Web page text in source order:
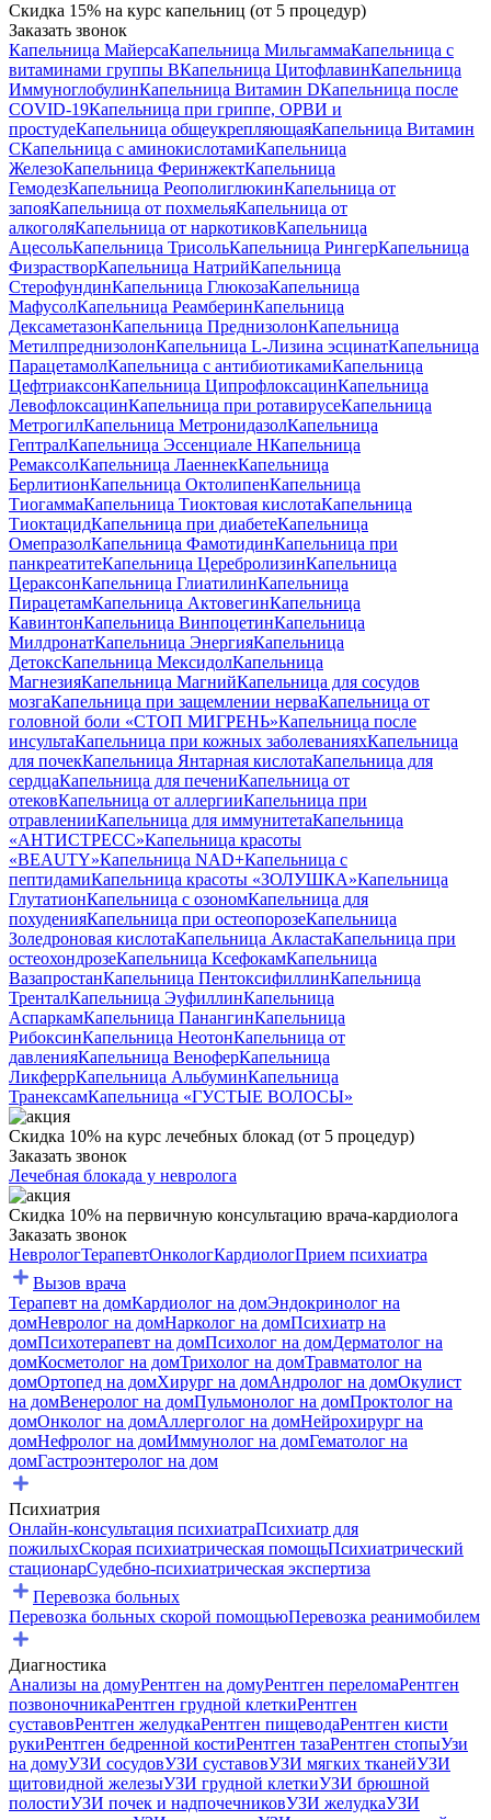
Скидка 15% на курс капельниц (от 5 процедур)
Заказать звонок
Капельница МайерсаКапельница МильгаммаКапельница с
витаминами группы BКапельница ЦитофлавинКапельница
ИммуноглобулинКапельница Витамин DКапельница после
COVID-19Капельница при гриппе, ОРВИ и
простудеКапельница общеукрепляющаяКапельница Витамин
CКапельница с аминокислотамиКапельница
ЖелезоКапельница ФеринжектКапельница
ГемодезКапельница РеополиглюкинКапельница от
запояКапельница от похмельяКапельница от
алкоголяКапельница от наркотиковКапельница
АцесольКапельница ТрисольКапельница РингерКапельница
ФизрастворКапельница НатрийКапельница
СтерофундинКапельница ГлюкозаКапельница
МафусолКапельница РеамберинКапельница
ДексаметазонКапельница ПреднизолонКапельница
МетилпреднизолонКапельница L-Лизина эсцинатКапельница
ПарацетамолКапельница с антибиотикамиКапельница
ЦефтриаксонКапельница ЦипрофлоксацинКапельница
ЛевофлоксацинКапельница при ротавирусеКапельница
МетрогилКапельница МетронидазолКапельница
ГептралКапельница Эссенциале НКапельница
РемаксолКапельница ЛаеннекКапельница
БерлитионКапельница ОктолипенКапельница
ТиогаммаКапельница Тиоктовая кислотаКапельница
ТиоктацидКапельница при диабетеКапельница
ОмепразолКапельница ФамотидинКапельница при
панкреатитеКапельница ЦеребролизинКапельница
ЦераксонКапельница ГлиатилинКапельница
ПирацетамКапельница АктовегинКапельница
КавинтонКапельница ВинпоцетинКапельница
МилдронатКапельница ЭнергияКапельница
ДетоксКапельница МексидолКапельница
МагнезияКапельница МагнийКапельница для сосудов
мозгаКапельница при защемлении нерваКапельница от
головной боли «СТОП МИГРЕНЬ»Капельница после
инсультаКапельница при кожных заболеванияхКапельница
для почекКапельница Янтарная кислотаКапельница для
сердцаКапельница для печениКапельница от
отековКапельница от аллергииКапельница при
отравленииКапельница для иммунитетаКапельница
«АНТИСТРЕСС»Капельница красоты
«BEAUTY»Капельница NAD+Капельница с
пептидамиКапельница красоты «ЗОЛУШКА»Капельница
ГлутатионКапельница с озономКапельница для
похуденияКапельница при остеопорозеКапельница
Золедроновая кислотаКапельница АкластаКапельница при
остеохондрозеКапельница КсефокамКапельница
ВазапростанКапельница ПентоксифиллинКапельница
ТренталКапельница ЭуфиллинКапельница
АспаркамКапельница ПанангинКапельница
РибоксинКапельница НеотонКапельница от
давленияКапельница ВеноферКапельница
ЛикферрКапельница АльбуминКапельница
ТранексамКапельница «ГУСТЫЕ ВОЛОСЫ»
Скидка 10% на курс лечебных блокад (от 5 процедур)
Заказать звонок
Лечебная блокада у невролога
Скидка 10% на первичную консультацию врача-кардиолога
Заказать звонок
НеврологТерапевтОнкологКардиологПрием психиатра
Вызов врача
Терапевт на домКардиолог на домЭндокринолог на
домНевролог на домНарколог на домПсихиатр на
домПсихотерапевт на домПсихолог на домДерматолог на
домКосметолог на домТрихолог на домТравматолог на
домОртопед на домХирург на домАндролог на домОкулист
на домВенеролог на домПульмонолог на домПроктолог на
домОнколог на домАллерголог на домНейрохирург на
домНефролог на домИммунолог на домГематолог на
домГастроэнтеролог на дом
Психиатрия
Онлайн-консультация психиатраПсихиатр для
пожилыхСкорая психиатрическая помощьПсихиатрический
стационарСудебно-психиатрическая экспертиза
Перевозка больных
Перевозка больных скорой помощьюПеревозка реанимобилем
Диагностика
Анализы на домуРентген на домуРентген переломаРентген
позвоночникаРентген грудной клеткиРентген
суставовРентген желудкаРентген пищеводаРентген кисти
рукиРентген бедренной костиРентген тазаРентген стопыУзи
на домуУЗИ сосудовУЗИ суставовУЗИ мягких тканейУЗИ
щитовидной железыУЗИ грудной клеткиУЗИ брюшной
полостиУЗИ почек и надпочечниковУЗИ желудкаУЗИ